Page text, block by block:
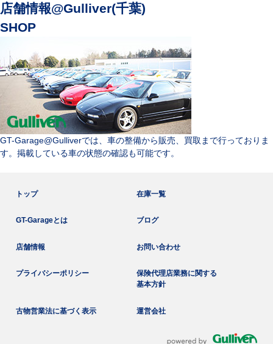
店舗情報@Gulliver(千葉)
SHOP
GT-Garage@Gulliverでは、車の整備から販売、買取まで行っておりま
す。掲載している車の状態の確認も可能です。
トップ 在庫一覧
GT-Garageとは ブログ
店舗情報 お問い合わせ
プライバシーポリシー
保険代理店業務に関する
基本方針
古物営業法に基づく表示 運営会社